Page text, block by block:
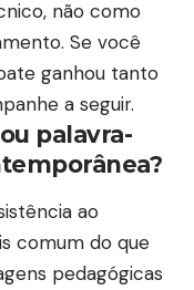
não como
Se você
ganhou tanto
a seguir.
palavra-
ao
comum do que
pedagógicas